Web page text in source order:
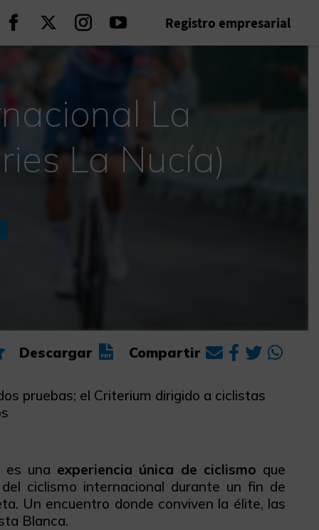
Seguir en Facebook
Seguir en Twitter
Seguir en Instagram
Seguir en Youtube
Registro empresarial
La
La Nucía)
Descargar Compartir
pruebas; el Criterium dirigido a ciclistas
es una experiencia única de ciclismo que
ciclismo internacional durante un fin de
Un encuentro donde conviven la élite, las
Blanca.